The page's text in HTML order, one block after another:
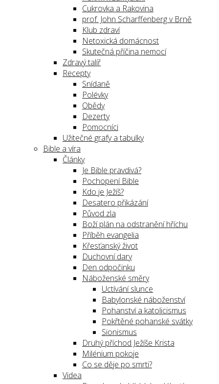
Cukrovka a Rakovina
prof. John Scharffenberg v Brně
Klub zdraví
Netoxická domácnost
Skutečná příčina nemocí
Zdravý talíř
Recepty
Snídaně
Polévky
Obědy
Dezerty
Pomocníci
Užitečné grafy a tabulky
Bible a víra
Články
Je Bible pravdivá?
Pochopení Bible
Kdo je Ježíš?
Desatero přikázání
Původ zla
Boží plán na odstranění hříchu
Příběh evangelia
Křesťanský život
Duchovní dary
Den odpočinku
Náboženské směry
Uctívání slunce
Babylonské náboženství
Pohanství a katolicismus
Pokřtěné pohanské svátky
Sionismus
Druhý příchod Ježíše Krista
Milénium pokoje
Co se děje po smrti?
Videa